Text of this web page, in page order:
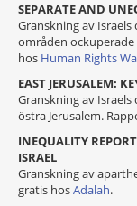
SEPARATE AND
Granskning av
områden ockuperade
hos Human Rights
EAST JERUSALEM:
Granskning av
östra Jerusalem.
INEQUALITY
ISRAEL
Granskning av
gratis hosAdalah.